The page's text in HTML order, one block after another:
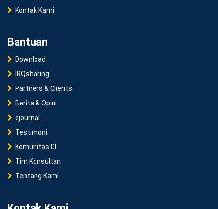
Kontak Kami
Bantuan
Download
IRQsharing
Partners & Clients
Berita & Opini
ejournal
Testimoni
Komunitas DI
Tim Konsultan
Tentang Kami